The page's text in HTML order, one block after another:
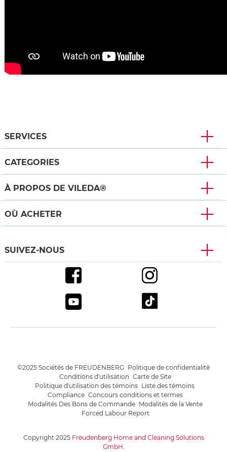
SERVICES
CATEGORIES
À PROPOS DE VILEDA®
OÙ ACHETER
SUIVEZ-NOUS
Copyright 2025 Freudenberg Home and Cleaning Solutions
GmbH
©2025 Sociétés de FREUDENBERG Politique de confidentialité
Conditions d'utilisation Carte de Site
Politique d'utilisation des témoins Liste des témoins
Compliance Concours conditions et termes
Modalités Des Bons de Commande Modalités de la Vente
Forced Labour Report